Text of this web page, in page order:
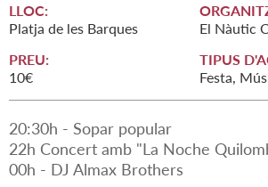
LLOC:
Platja de les Barques
El Nàutic
PREU:
10€
TIPUS
Festa,
20:30h - Sopar popular
22h Concert amb "La Noche
00h - DJ Almax Brothers